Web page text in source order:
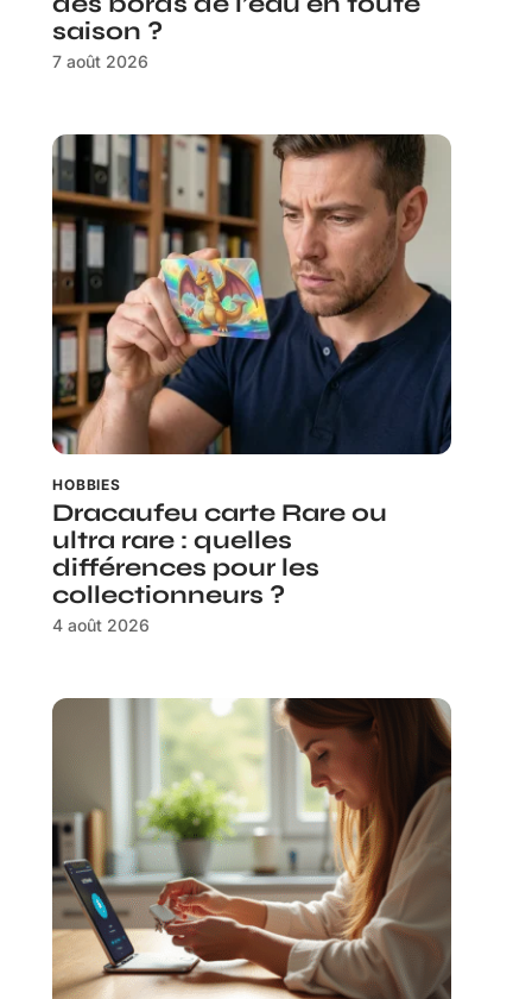
saison ?
7 août 2026
HOBBIES
Dracaufeu carte Rare ou
ultra rare : quelles
différences pour les
collectionneurs ?
4 août 2026